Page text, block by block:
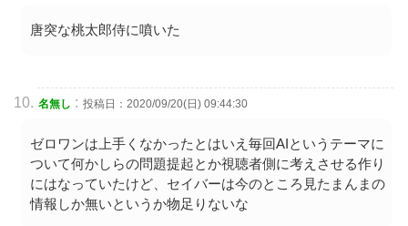
唐突な桃太郎侍に噴いた
名無し : 投稿日：2020/09/20(日) 09:44:30
ゼロワンは上手くなかったとはいえ毎回AIというテーマに
ついて何かしらの問題提起とか視聴者側に考えさせる作り
にはなっていたけど、セイバーは今のところ見たまんまの
情報しか無いというか物足りないな